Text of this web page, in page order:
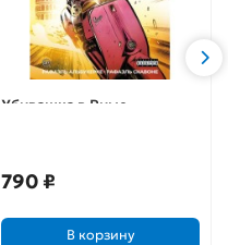
Убивашка в Риме
790 ₽
В корзину